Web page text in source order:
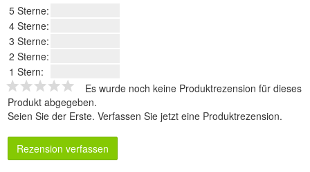
5 Sterne:
4 Sterne:
3 Sterne:
2 Sterne:
1 Stern:
Es wurde noch keine Produktrezension für dieses
Produkt abgegeben.
Seien Sie der Erste. Verfassen Sie jetzt eine Produktrezension.
Rezension verfassen